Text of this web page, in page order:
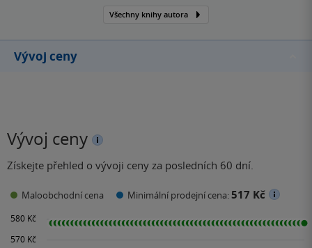
Všechny knihy autora
Vývoj ceny
Vývoj ceny
Získejte přehled o vývoji ceny za posledních 60 dní.
Maloobchodní cena Minimální prodejní cena:517 Kč